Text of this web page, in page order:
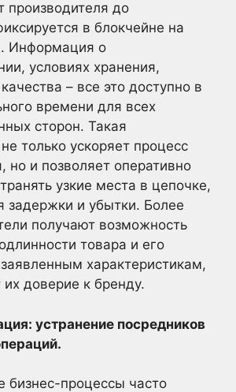
производителя до
в блокчейне на
Информация о
условиях хранения,
– все это доступно в
времени для всех
сторон. Такая
только ускоряет процесс
но и позволяет оперативно
узкие места в цепочке,
задержки и убытки. Более
получают возможность
товара и его
характеристикам,
доверие к бренду.
устранение посредников
бизнес-процессы часто